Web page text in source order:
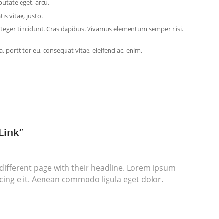
eget, arcu.
vitae, justo.
tincidunt. Cras dapibus. Vivamus elementum semper nisi.
porttitor eu, consequat vitae, eleifend ac, enim.
page with their headline. Lorem ipsum
elit. Aenean commodo ligula eget dolor.